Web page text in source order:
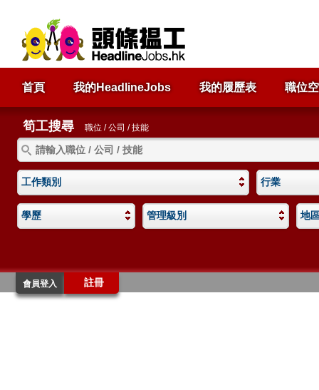
首頁 我的HeadlineJobs 我的履歷表 職位
筍工搜尋 職位 / 公司 / 技能
工作類別 行業
學歷 管理級別 地
會員登入 註冊